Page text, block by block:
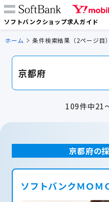
ソフトバンクショップ求人ガイド
ホーム 条件検索結果（2ページ目）
京都府
109件中21
京都府の
ソフトバンクＭＯＭ